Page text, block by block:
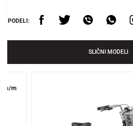
PODELI:
SLIČNI MODELI
s/m